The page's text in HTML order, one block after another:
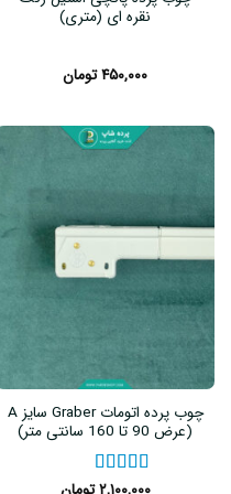
نقره ای (متری)
۴۵۰,۰۰۰تومان
چوب پرده اتومات Graber سایز A
(عرض 90 تا 160 سانتی متر)
نمره۵از ۵